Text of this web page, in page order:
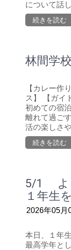
について話
続きを読む
林間学
【カレー作
ス】 【ガイ
初めての宿
離れて過ご
活の楽しさ
続きを読む
5/1 よ
１年生
2026年05月
本日、１年
最高学年と